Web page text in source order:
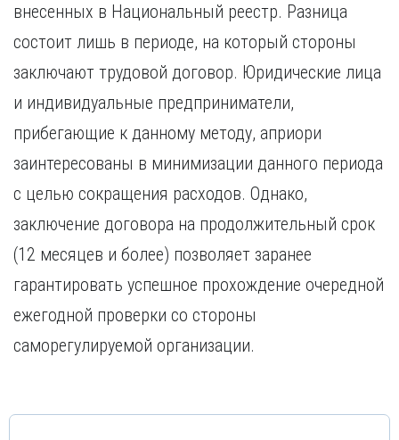
внесенных в Национальный реестр. Разница
состоит лишь в периоде, на который стороны
заключают трудовой договор. Юридические лица
и индивидуальные предприниматели,
прибегающие к данному методу, априори
заинтересованы в минимизации данного периода
с целью сокращения расходов. Однако,
заключение договора на продолжительный срок
(12 месяцев и более) позволяет заранее
гарантировать успешное прохождение очередной
ежегодной проверки со стороны
саморегулируемой организации.